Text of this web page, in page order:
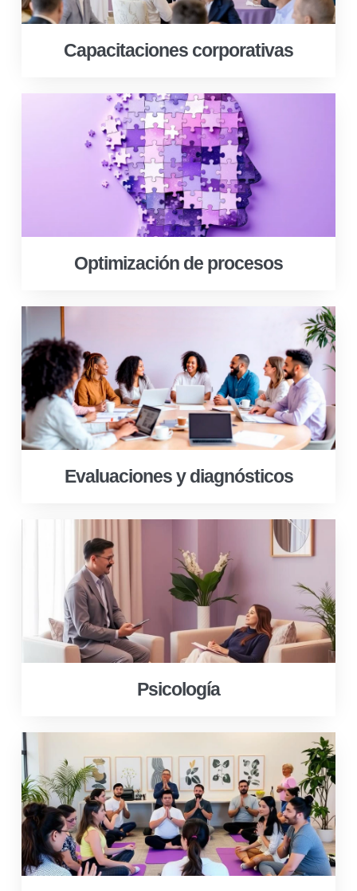
Capacitaciones corporativas
Optimización de procesos
Evaluaciones y diagnósticos
Psicología